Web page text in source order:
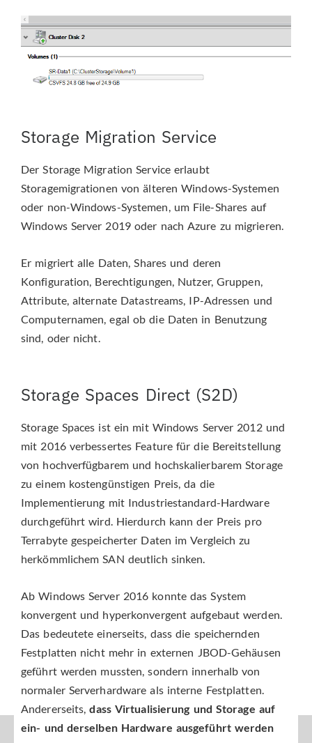
Storage Migration Service
Der Storage Migration Service erlaubt
Storagemigrationen von älteren Windows-Systemen
oder non-Windows-Systemen, um File-Shares auf
Windows Server 2019 oder nach Azure zu migrieren.
Er migriert alle Daten, Shares und deren
Konfiguration, Berechtigungen, Nutzer, Gruppen,
Attribute, alternate Datastreams, IP-Adressen und
Computernamen, egal ob die Daten in Benutzung
sind, oder nicht.
Storage Spaces Direct (S2D)
Storage Spaces ist ein mit Windows Server 2012 und
mit 2016 verbessertes Feature für die Bereitstellung
von hochverfügbarem und hochskalierbarem Storage
zu einem kostengünstigen Preis, da die
Implementierung mit Industriestandard-Hardware
durchgeführt wird. Hierdurch kann der Preis pro
Terrabyte gespeicherter Daten im Vergleich zu
herkömmlichem SAN deutlich sinken.
Ab Windows Server 2016 konnte das System
konvergent und hyperkonvergent aufgebaut werden.
Das bedeutete einerseits, dass die speichernden
Festplatten nicht mehr in externen JBOD-Gehäusen
geführt werden mussten, sondern innerhalb von
normaler Serverhardware als interne Festplatten.
Andererseits,dass Virtualisierung und Storage auf
ein- und derselben Hardware ausgeführt werden